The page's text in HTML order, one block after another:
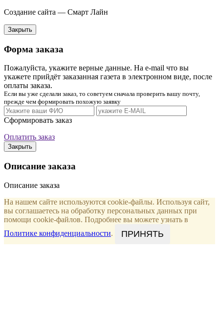
Создание сайта — Смарт Лайн
Закрыть
Форма заказа
Пожалуйста, укажите верные данные. На e-mail что вы
укажете прийдёт заказанная газета в электронном виде, после
оплаты заказа.
Если вы уже сделали заказ, то советуем сначала проверить вашу почту,
прежде чем формировать похожую заявку
Сформировать заказ
Оплатить заказ
Закрыть
Описание заказа
Описание заказа
На нашем сайте используются cookie-файлы. Используя сайт,
вы соглашаетесь на обработку персональных данных при
помощи cookie-файлов. Подробнее вы можете узнать в
Политике конфиденциальности. ПРИНЯТЬ